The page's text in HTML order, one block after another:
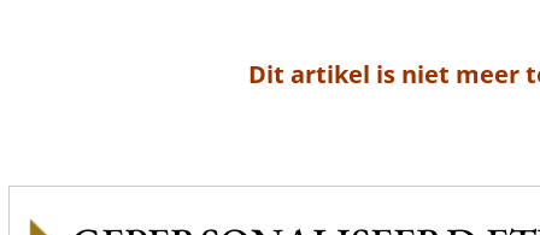
Dit artikel is niet meer